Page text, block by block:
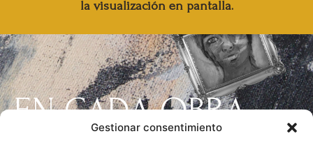
Gestionar consentimiento
la visualización en pantalla.
EN CADA OBRA